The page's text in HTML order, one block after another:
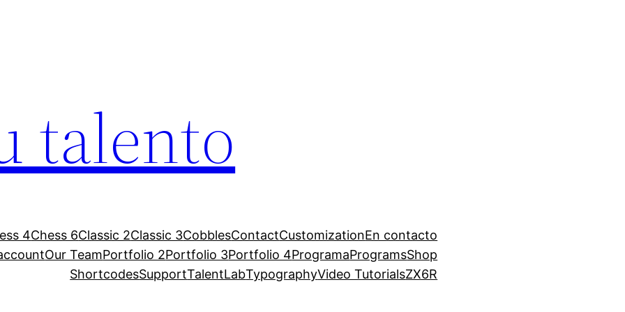
talento
4Chess 6Classic 2Classic 3CobblesContactCustomizationEn contacto
Our TeamPortfolio 2Portfolio 3Portfolio 4ProgramaProgramsShop
ShortcodesSupportTalentLabTypographyVideo TutorialsZX6R